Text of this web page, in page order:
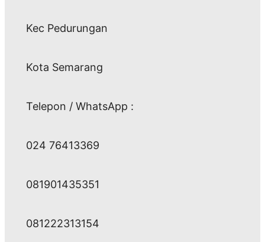
Kec Pedurungan
Kota Semarang
Telepon / WhatsApp :
024 76413369
081901435351
081222313154